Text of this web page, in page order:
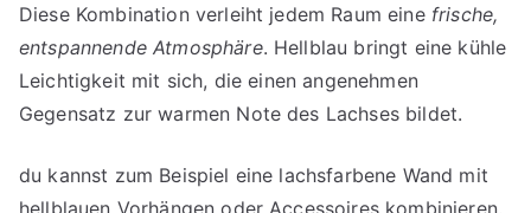
Diese Kombination verleiht jedem Raum eine frische,
entspannende Atmosphäre. Hellblau bringt eine kühle
Leichtigkeit mit sich, die einen angenehmen
Gegensatz zur warmen Note des Lachses bildet.
du kannst zum Beispiel eine lachsfarbene Wand mit
hellblauen Vorhängen oder Accessoires kombinieren,